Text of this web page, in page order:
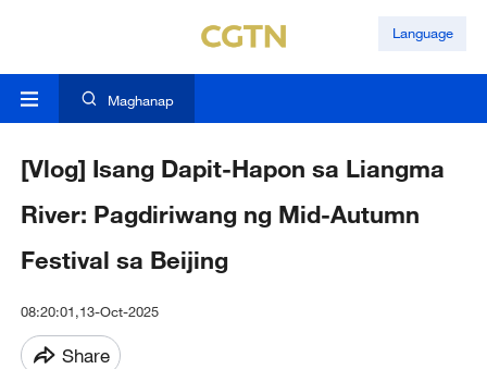
Language
Maghanap
[Vlog] Isang Dapit-Hapon sa Liangma
River: Pagdiriwang ng Mid-Autumn
Festival sa Beijing
08:20:01,13-Oct-2025
Share